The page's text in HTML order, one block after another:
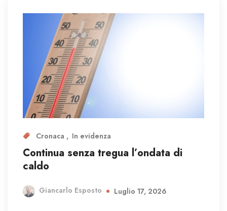
Cronaca In evidenza
Continua senza tregua l’ondata di
caldo
Giancarlo Esposto Luglio 17, 2026